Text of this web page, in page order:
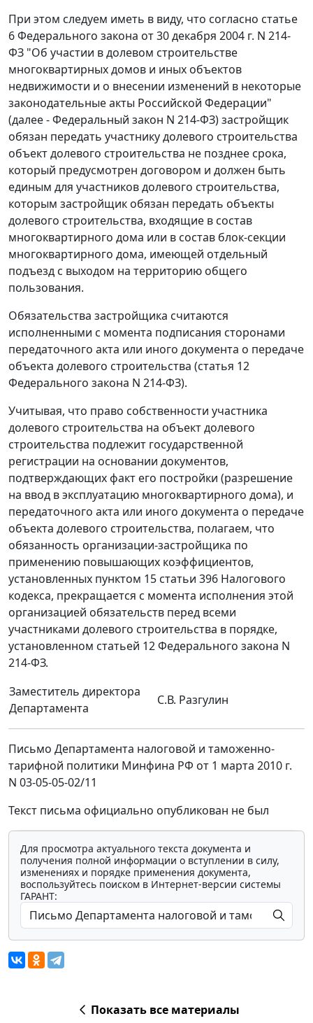
При этом следуем иметь в виду, что согласно статье
6 Федерального закона от 30 декабря 2004 г. N 214-
ФЗ "Об участии в долевом строительстве
многоквартирных домов и иных объектов
недвижимости и о внесении изменений в некоторые
законодательные акты Российской Федерации"
(далее - Федеральный закон N 214-ФЗ) застройщик
обязан передать участнику долевого строительства
объект долевого строительства не позднее срока,
который предусмотрен договором и должен быть
единым для участников долевого строительства,
которым застройщик обязан передать объекты
долевого строительства, входящие в состав
многоквартирного дома или в состав блок-секции
многоквартирного дома, имеющей отдельный
подъезд с выходом на территорию общего
пользования.
Обязательства застройщика считаются
исполненными с момента подписания сторонами
передаточного акта или иного документа о передаче
объекта долевого строительства (статья 12
Федерального закона N 214-ФЗ).
Учитывая, что право собственности участника
долевого строительства на объект долевого
строительства подлежит государственной
регистрации на основании документов,
подтверждающих факт его постройки (разрешение
на ввод в эксплуатацию многоквартирного дома), и
передаточного акта или иного документа о передаче
объекта долевого строительства, полагаем, что
обязанность организации-застройщика по
применению повышающих коэффициентов,
установленных пунктом 15 статьи 396 Налогового
кодекса, прекращается с момента исполнения этой
организацией обязательств перед всеми
участниками долевого строительства в порядке,
установленном статьей 12 Федерального закона N
214-ФЗ.
Заместитель директора
Департамента
С.В. Разгулин
Письмо Департамента налоговой и таможенно-
тарифной политики Минфина РФ от 1 марта 2010 г.
N 03-05-05-02/11
Текст письма официально опубликован не был
Для просмотра актуального текста документа и
получения полной информации о вступлении в силу,
изменениях и порядке применения документа,
воспользуйтесь поиском в Интернет-версии системы
ГАРАНТ:
Показать все материалы